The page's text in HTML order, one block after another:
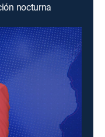
nocturna